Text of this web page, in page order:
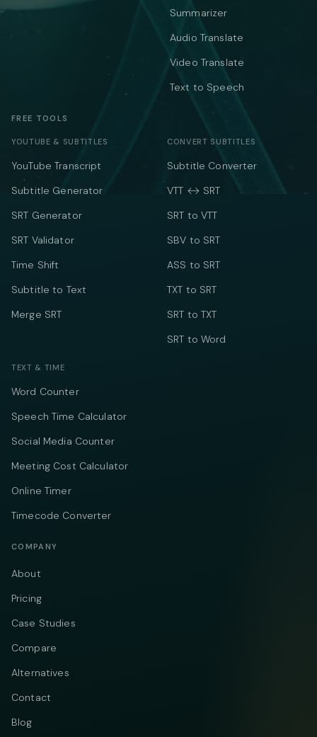
Summarizer
Audio Translate
Video Translate
Text to Speech
FREE TOOLS
YOUTUBE & SUBTITLES
YouTube Transcript
Subtitle Generator
SRT Generator
SRT Validator
Time Shift
Subtitle to Text
Merge SRT
CONVERT SUBTITLES
Subtitle Converter
VTT ↔ SRT
SRT to VTT
SBV to SRT
ASS to SRT
TXT to SRT
SRT to TXT
SRT to Word
TEXT & TIME
Word Counter
Speech Time Calculator
Social Media Counter
Meeting Cost Calculator
Online Timer
Timecode Converter
COMPANY
About
Pricing
Case Studies
Compare
Alternatives
Contact
Blog